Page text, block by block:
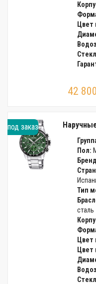
Цвет
42
под заказ
Пол:
Тип
сталь
Цвет
Цвет